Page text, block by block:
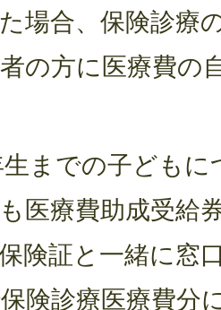
場合、保険診療
の方に医療費の
までの子どもに
医療費助成受給
険証と一緒に窓
険診療医療費分